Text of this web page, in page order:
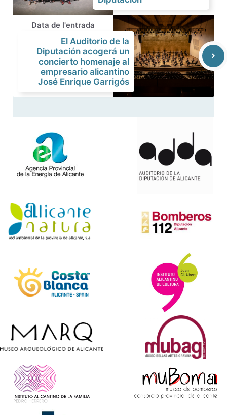
Data de l'entrada
El Auditorio de la
Diputación acogerá un
concierto homenaje al
empresario alicantino
José Enrique Garrigós